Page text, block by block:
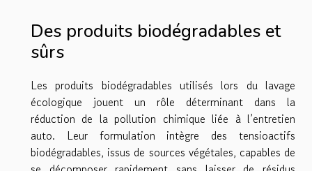
Des produits biodégradables et
sûrs
Les produits biodégradables utilisés lors du lavage
écologique jouent un rôle déterminant dans la
réduction de la pollution chimique liée à l’entretien
auto. Leur formulation intègre des tensioactifs
biodégradables, issus de sources végétales, capables de